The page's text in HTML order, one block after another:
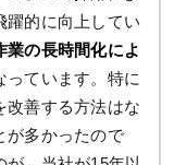
躍的に向上してい
業の長時間化によ
っています。特に
改善する方法はな
が多かったので